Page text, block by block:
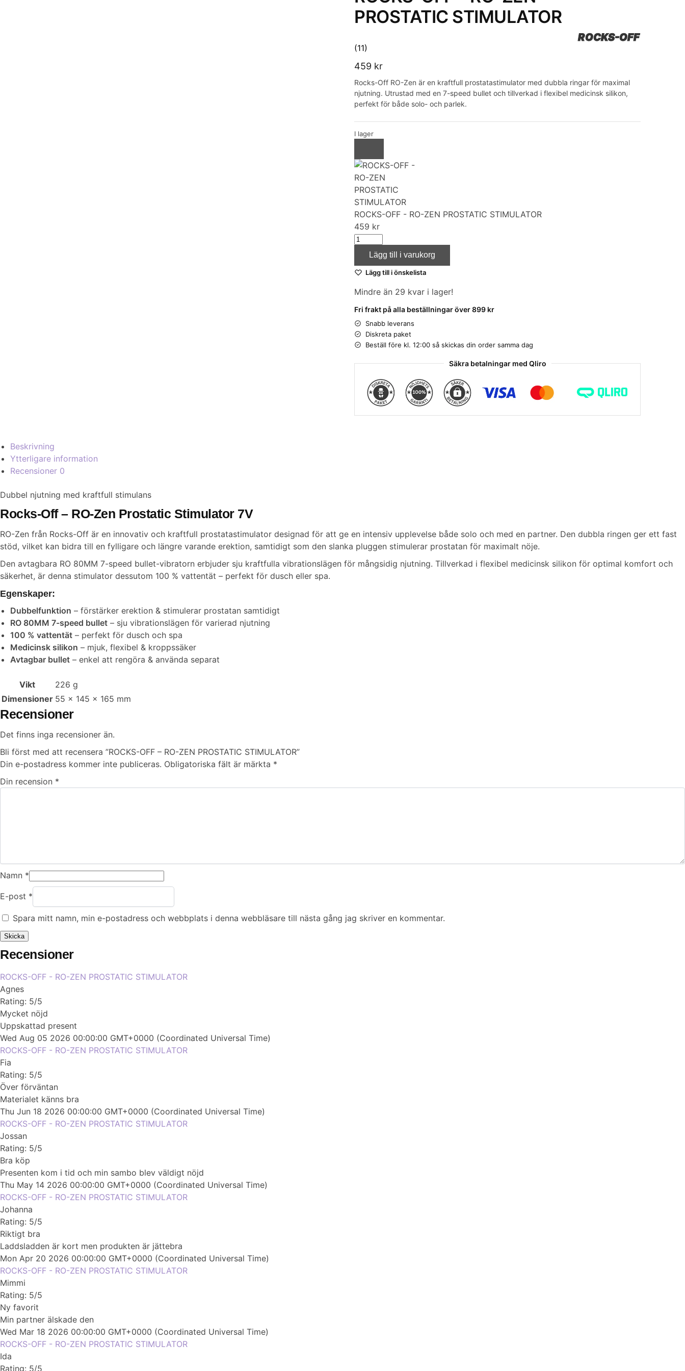
PROSTATIC STIMULATOR
ROCKS-OFF
(11)
459 kr
Rocks-Off RO-Zen är en kraftfull prostatastimulator med dubbla ringar för maximal
njutning. Utrustad med en 7-speed bullet och tillverkad i flexibel medicinsk silikon,
perfekt för både solo- och parlek.
I lager
ROCKS-OFF - RO-ZEN PROSTATIC STIMULATOR
459 kr
Lägg till i varukorg
Lägg till i önskelista
Mindre än 29 kvar i lager!
Fri frakt på alla beställningar över 899 kr
Snabb leverans
Diskreta paket
Beställ före kl. 12:00 så skickas din order samma dag
Säkra betalningar med Qliro
Beskrivning
Ytterligare information
Recensioner 0
Dubbel njutning med kraftfull stimulans
Rocks-Off – RO-Zen Prostatic Stimulator 7V
RO-Zen från Rocks-Off är en innovativ och kraftfull prostatastimulator designad för att ge en intensiv upplevelse både solo och med en partner. Den dubbla ringen ger ett fast
stöd, vilket kan bidra till en fylligare och längre varande erektion, samtidigt som den slanka pluggen stimulerar prostatan för maximalt nöje.
Den avtagbara RO 80MM 7-speed bullet-vibratorn erbjuder sju kraftfulla vibrationslägen för mångsidig njutning. Tillverkad i flexibel medicinsk silikon för optimal komfort och
säkerhet, är denna stimulator dessutom 100 % vattentät – perfekt för dusch eller spa.
Egenskaper:
Dubbelfunktion – förstärker erektion & stimulerar prostatan samtidigt
RO 80MM 7-speed bullet – sju vibrationslägen för varierad njutning
100 % vattentät – perfekt för dusch och spa
Medicinsk silikon – mjuk, flexibel & kroppssäker
Avtagbar bullet – enkel att rengöra & använda separat
Vikt
226 g
Dimensioner 55 × 145 × 165 mm
Recensioner
Det finns inga recensioner än.
Bli först med att recensera ”ROCKS-OFF – RO-ZEN PROSTATIC STIMULATOR”
Din e-postadress kommer inte publiceras. Obligatoriska fält är märkta *
Din recension *
Namn *
E-post *
Spara mitt namn, min e-postadress och webbplats i denna webbläsare till nästa gång jag skriver en kommentar.
Recensioner
ROCKS-OFF - RO-ZEN PROSTATIC STIMULATOR
Agnes
Rating: 5/5
Mycket nöjd
Uppskattad present
Wed Aug 05 2026 00:00:00 GMT+0000 (Coordinated Universal Time)
ROCKS-OFF - RO-ZEN PROSTATIC STIMULATOR
Fia
Rating: 5/5
Över förväntan
Materialet känns bra
Thu Jun 18 2026 00:00:00 GMT+0000 (Coordinated Universal Time)
ROCKS-OFF - RO-ZEN PROSTATIC STIMULATOR
Jossan
Rating: 5/5
Bra köp
Presenten kom i tid och min sambo blev väldigt nöjd
Thu May 14 2026 00:00:00 GMT+0000 (Coordinated Universal Time)
ROCKS-OFF - RO-ZEN PROSTATIC STIMULATOR
Johanna
Rating: 5/5
Riktigt bra
Laddsladden är kort men produkten är jättebra
Mon Apr 20 2026 00:00:00 GMT+0000 (Coordinated Universal Time)
ROCKS-OFF - RO-ZEN PROSTATIC STIMULATOR
Mimmi
Rating: 5/5
Ny favorit
Min partner älskade den
Wed Mar 18 2026 00:00:00 GMT+0000 (Coordinated Universal Time)
ROCKS-OFF - RO-ZEN PROSTATIC STIMULATOR
Ida
Rating: 5/5